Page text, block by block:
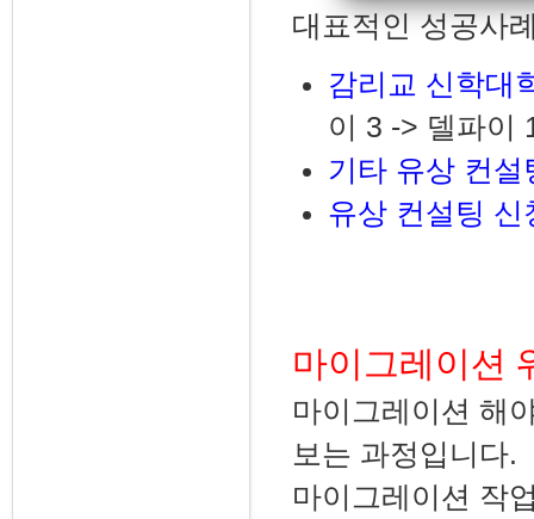
대표적인 성공사
감리교 신학대
이 3 -> 델파이
기타 유상 컨설
유상 컨설팅
마이그레이션
마이그레이션 해
보는 과정입니다.
마이그레이션 작